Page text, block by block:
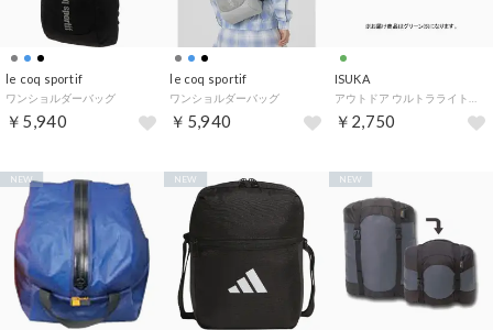
le coq sportif
ワンショルダーバッグ
￥5,940
le coq sportif
ワンショルダーバッグ
￥5,940
ISUKA
￥2,750
NEW NEW NEW